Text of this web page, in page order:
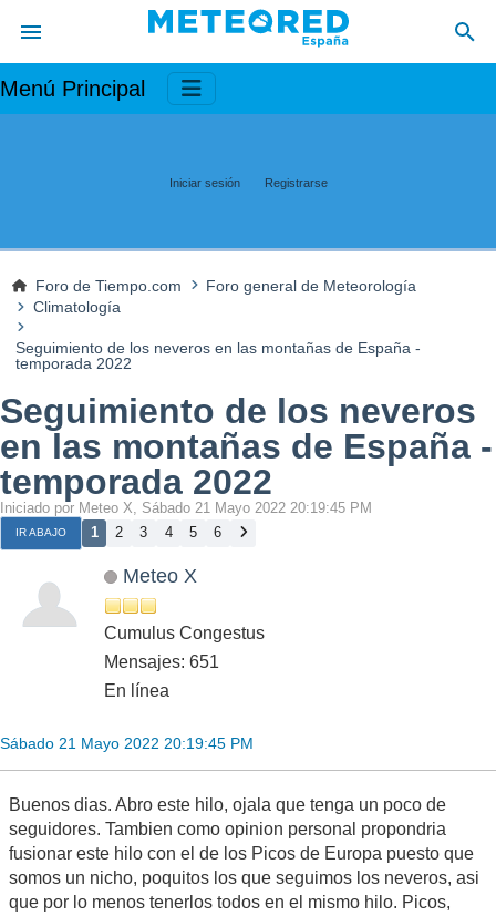
Menú Principal
Iniciar sesión Registrarse
Foro de Tiempo.com
Foro general de Meteorología
Climatología
Seguimiento de los neveros en las montañas de España -
temporada 2022
Seguimiento de los neveros
en las montañas de España -
temporada 2022
Iniciado por Meteo X, Sábado 21 Mayo 2022 20:19:45 PM
IR ABAJO 1 2 3 4 5 6
Meteo X
Cumulus Congestus
Mensajes: 651
En línea
Sábado 21 Mayo 2022 20:19:45 PM
Buenos dias. Abro este hilo, ojala que tenga un poco de
seguidores. Tambien como opinion personal propondria
fusionar este hilo con el de los Picos de Europa puesto que
somos un nicho, poquitos los que seguimos los neveros, asi
que por lo menos tenerlos todos en el mismo hilo. Picos,